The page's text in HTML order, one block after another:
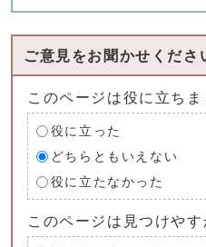
ご意見をお聞かせくださ
このページは役に立ちま
役に立った
どちらともいえない
役に立たなかった
このページは見つけやす